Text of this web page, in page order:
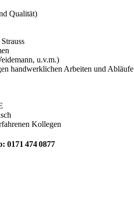
Qualität)
u.v.m.)
handwerklichen Arbeiten und Abläufe
Kollegen
0171 474 0877